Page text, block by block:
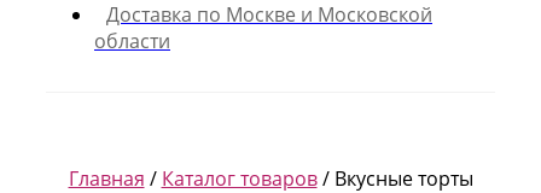
Доставка по Москве и Московской
области
Главная / Каталог товаров/ Вкусные торты